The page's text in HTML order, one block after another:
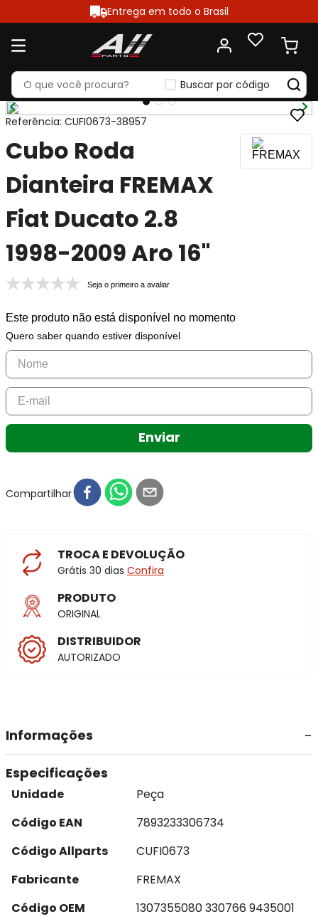
Entrega em todo o Brasil
Buscar por código
Referência: CUFI0673-38957
Cubo Roda
Dianteira FREMAX
Fiat Ducato 2.8
1998-2009 Aro 16"
Seja o primeiro a avaliar
Este produto não está disponível no momento
Quero saber quando estiver disponível
Enviar
Compartilhar
TROCA E DEVOLUÇÃO
Grátis 30 dias Confira
PRODUTO
ORIGINAL
DISTRIBUIDOR
AUTORIZADO
Informações
Especificações
Unidade
Peça
Código EAN
7893233306734
Código Allparts
CUFI0673
Fabricante
FREMAX
Código OEM
1307355080 330766 9435001